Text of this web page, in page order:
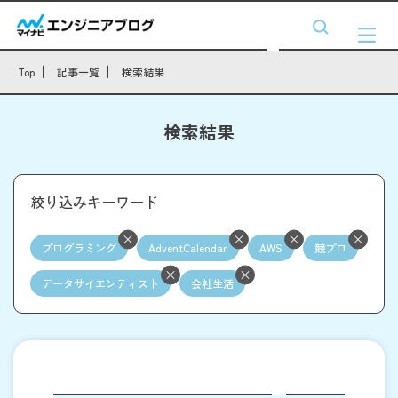
Top 記事一覧 検索結果
検索結果
絞り込みキーワード
プログラミング AdventCalendar AWS 競プロ
データサイエンティスト 会社生活